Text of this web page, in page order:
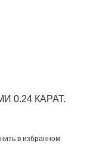
0.24 КАРАТ.
в избранном